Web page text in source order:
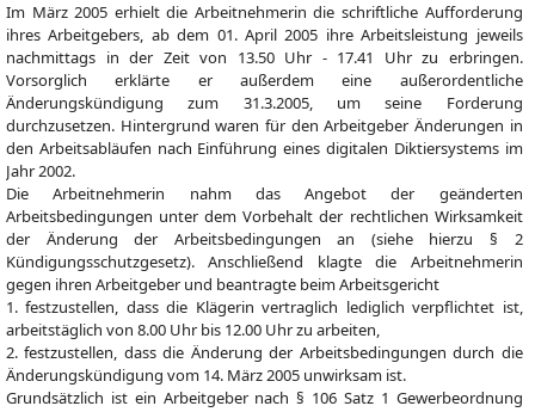
Im März 2005 erhielt die Arbeitnehmerin die schriftliche Aufforderung
ihres Arbeitgebers, ab dem 01. April 2005 ihre Arbeitsleistung jeweils
nachmittags in der Zeit von 13.50 Uhr - 17.41 Uhr zu erbringen.
Vorsorglich erklärte er außerdem eine außerordentliche
Änderungskündigung zum 31.3.2005, um seine Forderung
durchzusetzen. Hintergrund waren für den Arbeitgeber Änderungen in
den Arbeitsabläufen nach Einführung eines digitalen Diktiersystems im
Jahr 2002.
Die Arbeitnehmerin nahm das Angebot der geänderten
Arbeitsbedingungen unter dem Vorbehalt der rechtlichen Wirksamkeit
der Änderung der Arbeitsbedingungen an (siehe hierzu § 2
Kündigungsschutzgesetz). Anschließend klagte die Arbeitnehmerin
gegen ihren Arbeitgeber und beantragte beim Arbeitsgericht
1. festzustellen, dass die Klägerin vertraglich lediglich verpflichtet ist,
arbeitstäglich von 8.00 Uhr bis 12.00 Uhr zu arbeiten,
2. festzustellen, dass die Änderung der Arbeitsbedingungen durch die
Änderungskündigung vom 14. März 2005 unwirksam ist.
Grundsätzlich ist ein Arbeitgeber nach § 106 Satz 1 Gewerbeordnung